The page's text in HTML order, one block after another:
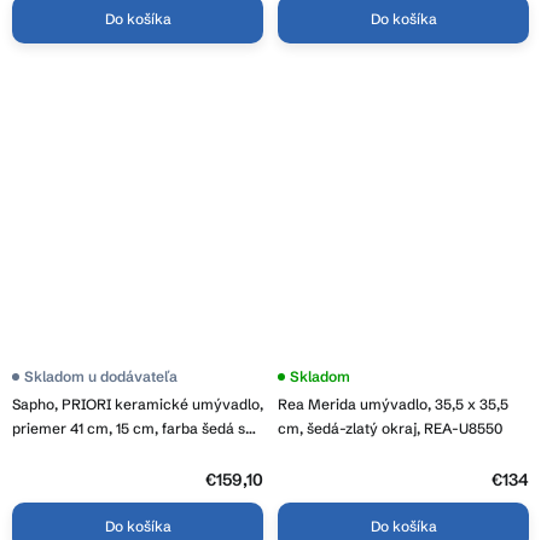
Do košíka Do košíka
Sapho, PRIORI keramické umývadlo,
priemer 41 cm, 15 cm, farba šedá so
Priemerné
produktu
je
2,3
Skladom u dodávateľa
€159,10
Do košíka
Rea Merida umývadlo, 35,5 x 35,5
cm, šedá-zlatý okraj, REA-U8550
Skladom
€134
Do košíka